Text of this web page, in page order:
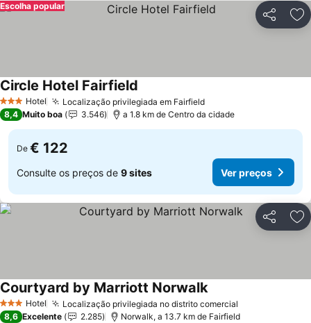
Partilhar
Escolha popular
3 EstrelasHotel Localização privilegiada em Fairfield
Circle Hotel Fairfield
8,4 Muito boa 3.546 a 1.8 km de Centro da cidade
De € 122
Consulte os preços de 9 sites Ver preços
Partilhar
3 EstrelasHotel Localização privilegiada no distrito comercial
Courtyard by Marriott Norwalk
8,6 Excelente 2.285 Norwalk, a 13.7 km de Fairfield